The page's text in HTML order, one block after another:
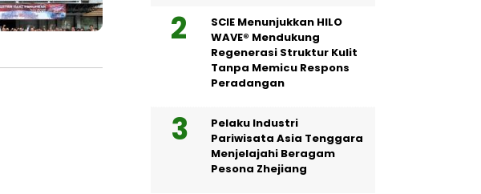
SCIE Menunjukkan HILO
WAVE® Mendukung
Regenerasi Struktur Kulit
Tanpa Memicu Respons
Peradangan
Pelaku Industri
Pariwisata Asia Tenggara
Menjelajahi Beragam
Pesona Zhejiang